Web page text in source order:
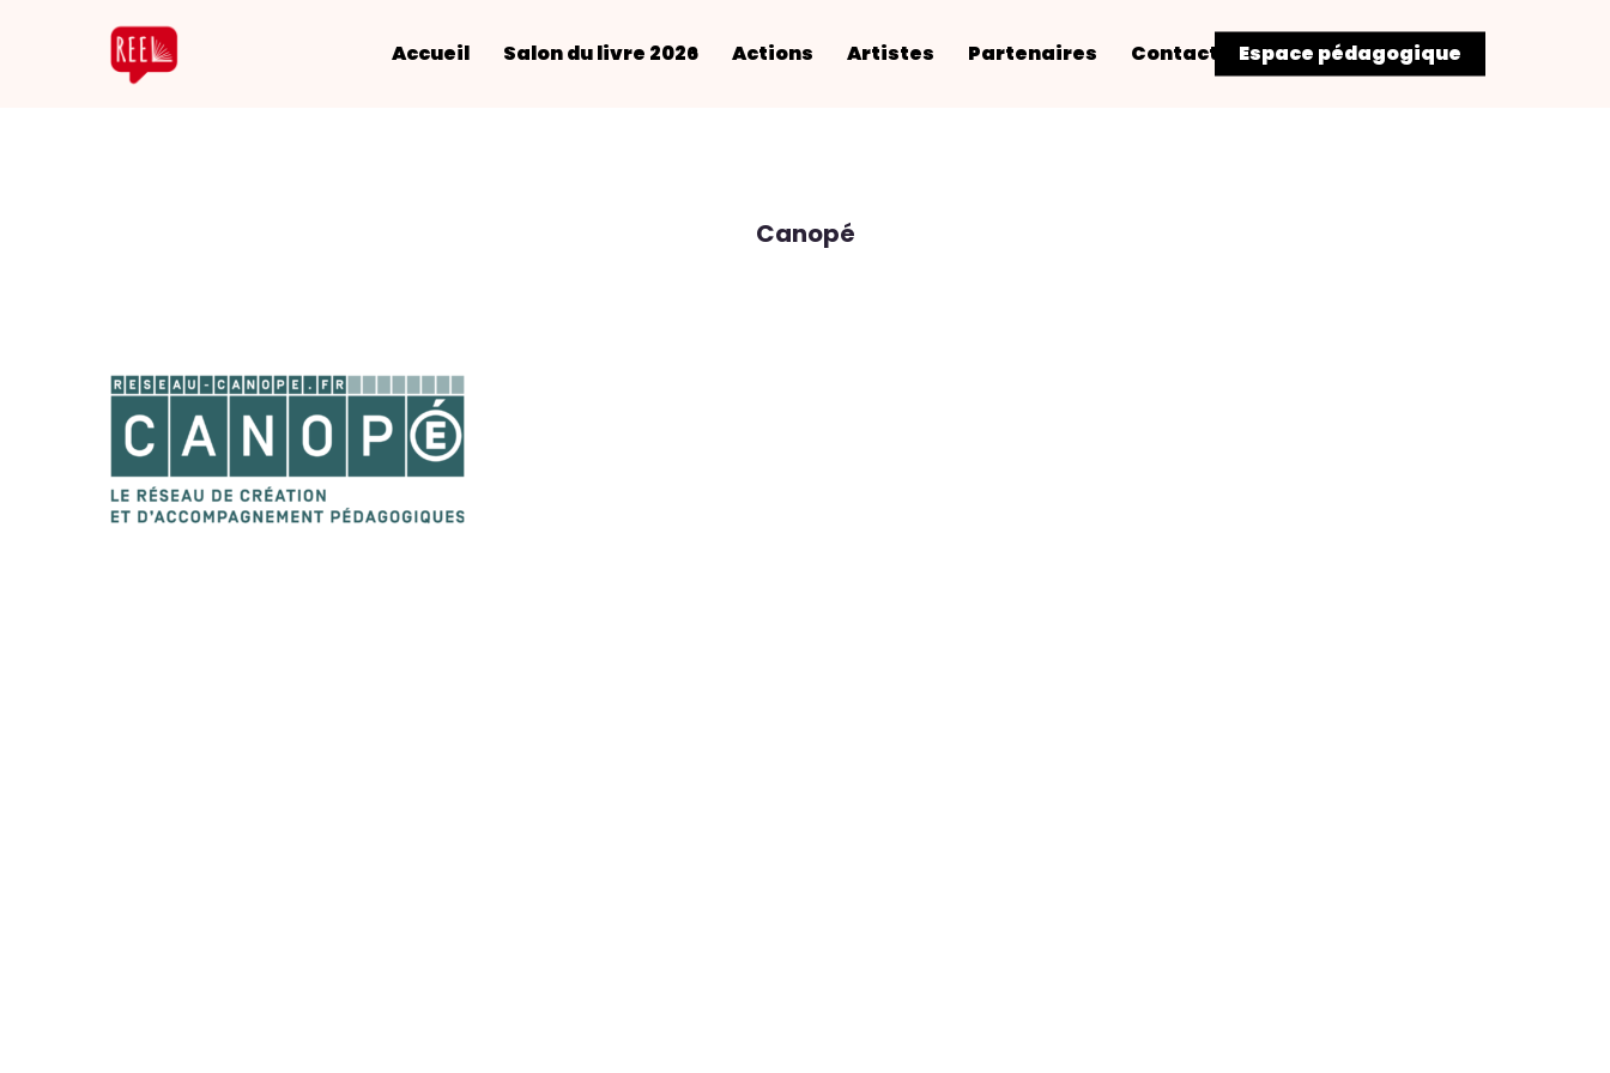
Accueil Salon du livre 2026 Actions Artistes Partenaires Contact Espace pédagogique
Canopé